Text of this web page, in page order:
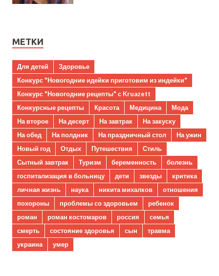
МЕТКИ
Для детей
Здоровье
Конкурс "Новогодние идейки приготовим из индейки"
Конкурс "Новогодние рецепты" с Kruazett
Конкурсные рецепты
Красота Медицина
Мода
На второе
На десерт На завтрак
На закуску
На обед
На полдник На праздничный стол
На ужин
Новый год
Отдых Путешествия
Стиль
Сытный завтрак
Туризм беременность
болезнь
госпитализация в больницу
дети звезды
критика
личная жизнь
наука никита михалков
отношения
похороны
проблемы со здоровьем
ребенок
роман
роман костомаров россия
семья
смерть
состояние здоровья сын
травма
украина
умер